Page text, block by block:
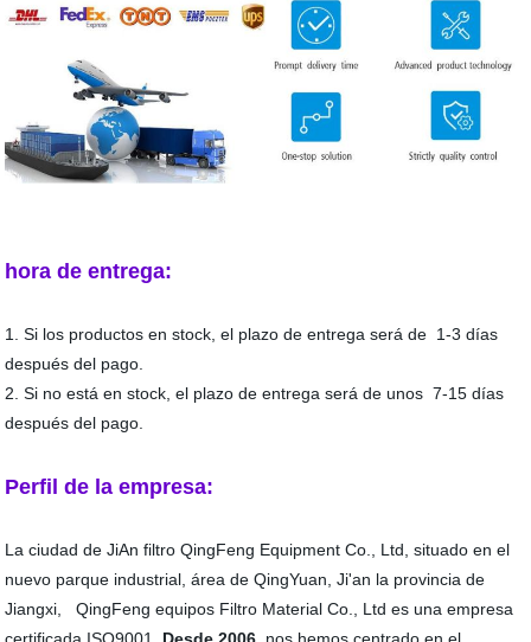
hora de entrega:
1. Si los productos en stock, el plazo de entrega será de 1-3 días
después del pago.
2. Si no está en stock, el plazo de entrega será de unos 7-15 días
después del pago.
Perfil de la empresa:
La ciudad de JiAn filtro QingFeng Equipment Co., Ltd, situado en el
nuevo parque industrial, área de QingYuan, Ji'an la provincia de
Jiangxi, QingFeng equipos Filtro Material Co., Ltd es una empresa